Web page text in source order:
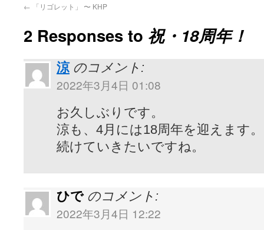
← 「リゴレット」 〜 KHP
2 Responses to 祝・18周年！
涼 のコメント:
2022年3月4日 01:08
お久しぶりです。
涼も、4月には18周年を迎えます
続けていきたいですね。
ひで のコメント:
2022年3月4日 12:22